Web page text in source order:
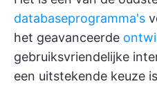
databaseprogramma's
het geavanceerde
gebruiksvriendelijke
een uitstekende keuze